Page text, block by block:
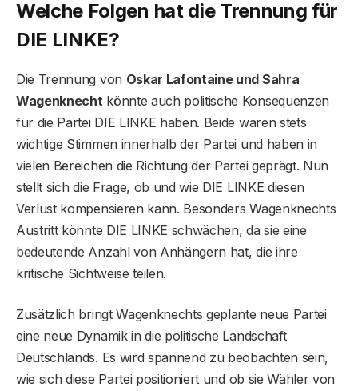
Welche Folgen hat die Trennung für
DIE LINKE?
Die Trennung von Oskar Lafontaine und Sahra
Wagenknecht könnte auch politische Konsequenzen
für die Partei DIE LINKE haben. Beide waren stets
wichtige Stimmen innerhalb der Partei und haben in
vielen Bereichen die Richtung der Partei geprägt. Nun
stellt sich die Frage, ob und wie DIE LINKE diesen
Verlust kompensieren kann. Besonders Wagenknechts
Austritt könnte DIE LINKE schwächen, da sie eine
bedeutende Anzahl von Anhängern hat, die ihre
kritische Sichtweise teilen.
Zusätzlich bringt Wagenknechts geplante neue Partei
eine neue Dynamik in die politische Landschaft
Deutschlands. Es wird spannend zu beobachten sein,
wie sich diese Partei positioniert und ob sie Wähler von